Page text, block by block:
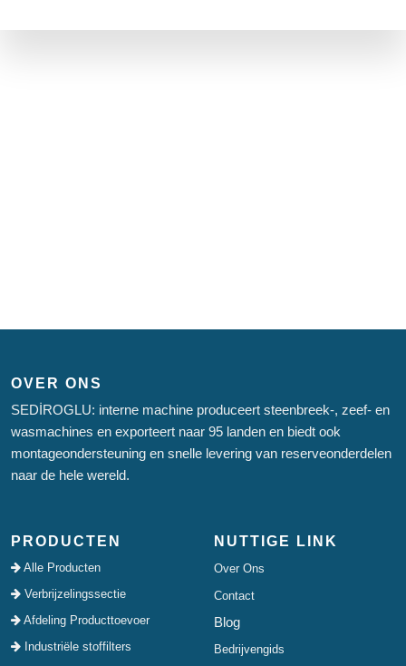
OVER ONS
SEDİROGLU: interne machine produceert steenbreek-, zeef- en
wasmachines en exporteert naar 95 landen en biedt ook
montageondersteuning en snelle levering van reserveonderdelen
naar de hele wereld.
PRODUCTEN
Alle Producten
Verbrijzelingssectie
Afdeling Producttoevoer
Industriële stoffilters
NUTTIGE LINK
Over Ons
Contact
Blog
Bedrijvengids